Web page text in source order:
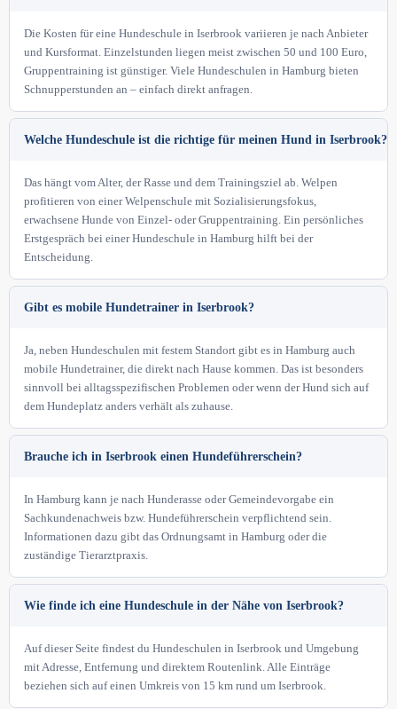
Die Kosten für eine Hundeschule in Iserbrook variieren je nach Anbieter
und Kursformat. Einzelstunden liegen meist zwischen 50 und 100 Euro,
Gruppentraining ist günstiger. Viele Hundeschulen in Hamburg bieten
Schnupperstunden an – einfach direkt anfragen.
Welche Hundeschule ist die richtige für meinen Hund in Iserbrook?
Das hängt vom Alter, der Rasse und dem Trainingsziel ab. Welpen
profitieren von einer Welpenschule mit Sozialisierungsfokus,
erwachsene Hunde von Einzel- oder Gruppentraining. Ein persönliches
Erstgespräch bei einer Hundeschule in Hamburg hilft bei der
Entscheidung.
Gibt es mobile Hundetrainer in Iserbrook?
Ja, neben Hundeschulen mit festem Standort gibt es in Hamburg auch
mobile Hundetrainer, die direkt nach Hause kommen. Das ist besonders
sinnvoll bei alltagsspezifischen Problemen oder wenn der Hund sich auf
dem Hundeplatz anders verhält als zuhause.
Brauche ich in Iserbrook einen Hundeführerschein?
In Hamburg kann je nach Hunderasse oder Gemeindevorgabe ein
Sachkundenachweis bzw. Hundeführerschein verpflichtend sein.
Informationen dazu gibt das Ordnungsamt in Hamburg oder die
zuständige Tierarztpraxis.
Wie finde ich eine Hundeschule in der Nähe von Iserbrook?
Auf dieser Seite findest du Hundeschulen in Iserbrook und Umgebung
mit Adresse, Entfernung und direktem Routenlink. Alle Einträge
beziehen sich auf einen Umkreis von 15 km rund um Iserbrook.